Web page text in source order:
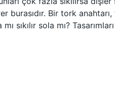
burasıdır. Bir tork
sıkılır sola mı?